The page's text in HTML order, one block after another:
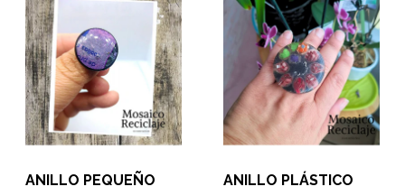
ANILLO PEQUEÑO ANILLO PLÁSTICO